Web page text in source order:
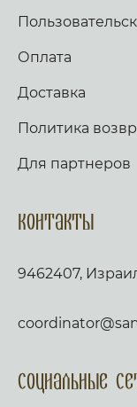
Оплата
Доставка
Политика
Для партнеров
Контакты
9462407,
Социальные